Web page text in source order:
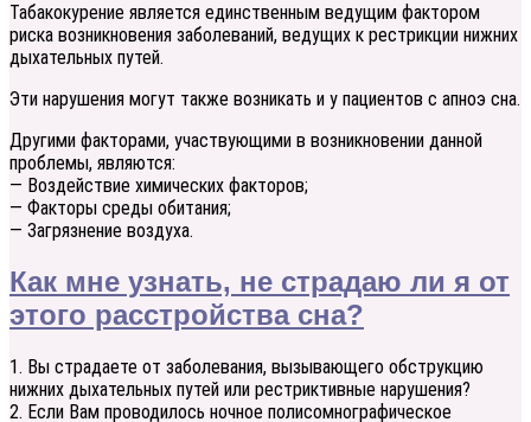
Табакокурение является единственным ведущим фактором
риска возникновения заболеваний, ведущих к рестрикции нижних
дыхательных путей.
Эти нарушения могут также возникать и у пациентов с апноэ сна.
Другими факторами, участвующими в возникновении данной
проблемы, являются:
— Воздействие химических факторов;
— Факторы среды обитания;
— Загрязнение воздуха.
Как мне узнать, не страдаю ли я от
этого расстройства сна?
1. Вы страдаете от заболевания, вызывающего обструкцию
нижних дыхательных путей или рестриктивные нарушения?
2. Если Вам проводилось ночное полисомнографическое